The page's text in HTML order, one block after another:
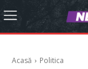
Acasă Politica